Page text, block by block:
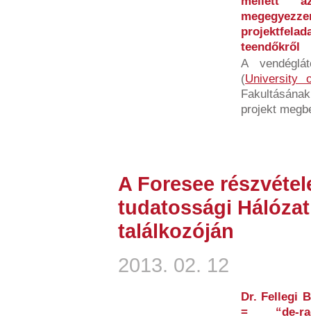
teendőkről
A
(University
projekt
A Foresee
tudatossági
találkozóján
2013. 02. 12
Dr. Fellegi
= “de-